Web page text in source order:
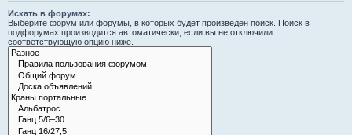
Искать в форумах:
Выберите форум или форумы, в которых будет произведён поиск. Поиск в
подфорумах производится автоматически, если вы не отключили
соответствующую опцию ниже.